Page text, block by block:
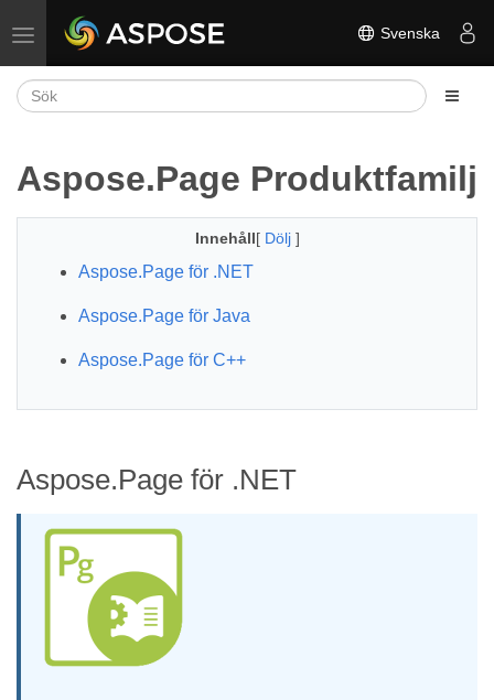
Växla navigering Svenska
Aspose.Page Produktfamilj
Innehåll[ Dölj ]
Aspose.Page för .NET
Aspose.Page för Java
Aspose.Page för C++
Aspose.Page för .NET